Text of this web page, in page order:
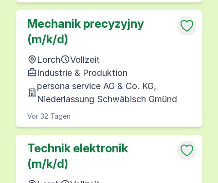
Mechanik precyzyjny
(m/k/d)
Lorch
Vollzeit
Industrie & Produktion
persona service AG & Co. KG,
Niederlassung Schwäbisch Gmünd
Vor 32 Tagen
Technik elektronik
(m/k/d)